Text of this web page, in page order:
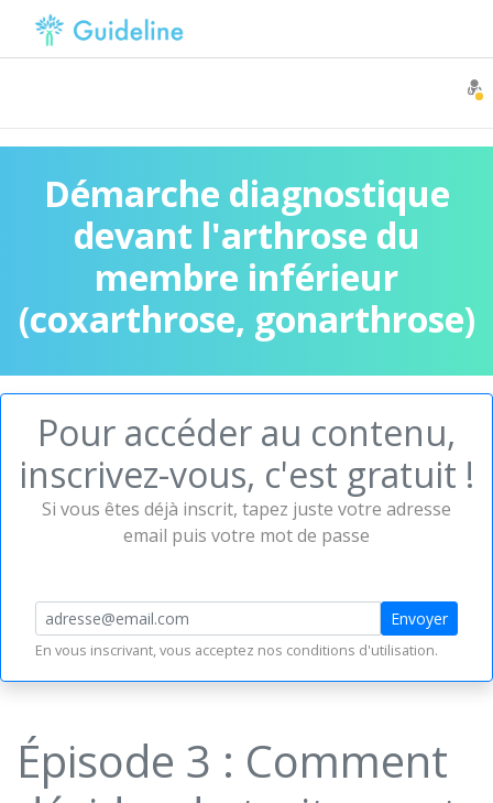
Démarche diagnostique
devant l'arthrose du
membre inférieur
(coxarthrose, gonarthrose)
Pour accéder au contenu,
inscrivez-vous, c'est gratuit !
Si vous êtes déjà inscrit, tapez juste votre adresse
email puis votre mot de passe
Envoyer
En vous inscrivant, vous acceptez nos conditions d'utilisation.
Épisode 3 : Comment